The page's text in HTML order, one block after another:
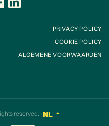
PRIVACY POLICY
COOKIE POLICY
ALGEMENE VOORWAARDEN
reserved. NL